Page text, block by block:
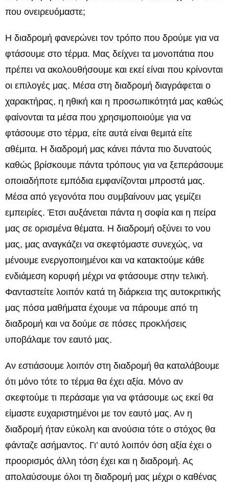
που ονειρευόμαστε;
Η διαδρομή φανερώνει τον τρόπο που δρούμε για να
φτάσουμε στο τέρμα. Μας δείχνει τα μονοπάτια που
πρέπει να ακολουθήσουμε και εκεί είναι που κρίνονται
οι επιλογές μας. Μέσα στη διαδρομή διαγράφεται ο
χαρακτήρας, η ηθική και η προσωπικότητά μας καθώς
φαίνονται τα μέσα που χρησιμοποιούμε για να
φτάσουμε στο τέρμα, είτε αυτά είναι θεμιτά είτε
αθέμιτα. Η διαδρομή μας κάνει πάντα πιο δυνατούς
καθώς βρίσκουμε πάντα τρόπους για να ξεπεράσουμε
οποιαδήποτε εμπόδια εμφανίζονται μπροστά μας.
Μέσα από γεγονότα που συμβαίνουν μας γεμίζει
εμπειρίες. Έτσι αυξάνεται πάντα η σοφία και η πείρα
μας σε ορισμένα θέματα. Η διαδρομή οξύνει το νου
μας, μας αναγκάζει να σκεφτόμαστε συνεχώς, να
μένουμε ενεργοποιημένοι και να κατακτούμε κάθε
ενδιάμεση κορυφή μέχρι να φτάσουμε στην τελική.
Φανταστείτε λοιπόν κατά τη διάρκεια της αυτοκριτικής
μας πόσα μαθήματα έχουμε να πάρουμε από τη
διαδρομή και να δούμε σε πόσες προκλήσεις
υποβάλαμε τον εαυτό μας.
Αν εστιάσουμε λοιπόν στη διαδρομή θα καταλάβουμε
ότι μόνο τότε το τέρμα θα έχει αξία. Μόνο αν
σκεφτούμε τι περάσαμε για να φτάσουμε ως εκεί θα
είμαστε ευχαριστημένοι με τον εαυτό μας. Αν η
διαδρομή ήταν εύκολη και ανούσια τότε ο στόχος θα
φάνταζε ασήμαντος. Γι’ αυτό λοιπόν όση αξία έχει ο
προορισμός άλλη τόση έχει και η διαδρομή. Ας
απολαύσουμε όλοι τη διαδρομή μας μέχρι ο καθένας